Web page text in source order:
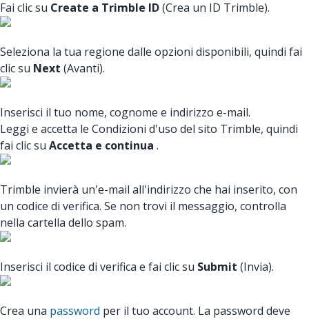
Fai clic su Create a Trimble ID(Crea un ID Trimble).
Seleziona la tua regione dalle opzioni disponibili, quindi fai
clic su Next (Avanti).
Inserisci il tuo nome, cognome e indirizzo e-mail.
Leggi e accetta le Condizioni d'uso del sito Trimble, quindi
fai clic su Accetta e continua .
Trimble invierà un'e-mail all'indirizzo che hai inserito, con
un codice di verifica. Se non trovi il messaggio, controlla
nella cartella dello spam.
Inserisci il codice di verifica e fai clic su Submit (Invia).
Crea una password per il tuo account. La password deve